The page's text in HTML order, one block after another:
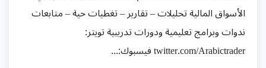
الأسواق المالية تحليلات – تقارير – تغطيات حية – متابعات
ندوات وبرامج تعليمية ودورات تدريبية تويتر:
twitter.com/Arabictrader فيسبوك:...